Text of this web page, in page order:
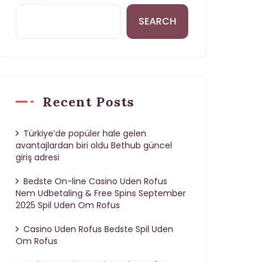
SEARCH
Recent Posts
Türkiye’de popüler hale gelen
avantajlardan biri oldu Bethub güncel
giriş adresi
Bedste On-line Casino Uden Rofus
Nem Udbetaling & Free Spins September
2025 Spil Uden Om Rofus
Casino Uden Rofus Bedste Spil Uden
Om Rofus